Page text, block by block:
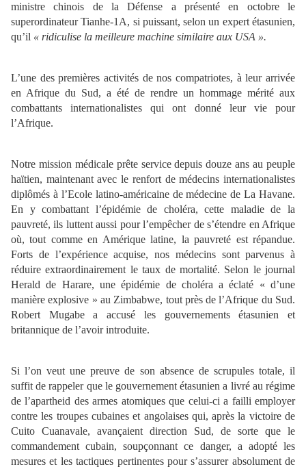
ministre chinois de la Défense a présenté en octobre le
superordinateur Tianhe-1A, si puissant, selon un expert étasunien,
qu’il « ridiculise la meilleure machine similaire aux USA ».
L’une des premières activités de nos compatriotes, à leur arrivée
en Afrique du Sud, a été de rendre un hommage mérité aux
combattants internationalistes qui ont donné leur vie pour
l’Afrique.
Notre mission médicale prête service depuis douze ans au peuple
haïtien, maintenant avec le renfort de médecins internationalistes
diplômés à l’Ecole latino-américaine de médecine de La Havane.
En y combattant l’épidémie de choléra, cette maladie de la
pauvreté, ils luttent aussi pour l’empêcher de s’étendre en Afrique
où, tout comme en Amérique latine, la pauvreté est répandue.
Forts de l’expérience acquise, nos médecins sont parvenus à
réduire extraordinairement le taux de mortalité. Selon le journal
Herald de Harare, une épidémie de choléra a éclaté « d’une
manière explosive » au Zimbabwe, tout près de l’Afrique du Sud.
Robert Mugabe a accusé les gouvernements étasunien et
britannique de l’avoir introduite.
Si l’on veut une preuve de son absence de scrupules totale, il
suffit de rappeler que le gouvernement étasunien a livré au régime
de l’apartheid des armes atomiques que celui-ci a failli employer
contre les troupes cubaines et angolaises qui, après la victoire de
Cuito Cuanavale, avançaient direction Sud, de sorte que le
commandement cubain, soupçonnant ce danger, a adopté les
mesures et les tactiques pertinentes pour s’assurer absolument de